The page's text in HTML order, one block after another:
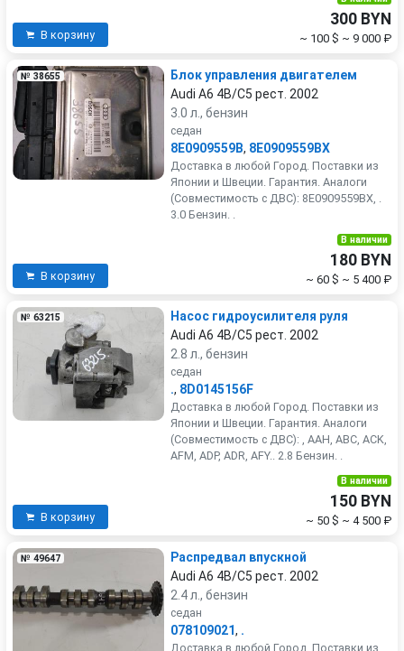
В корзину
300 BYN
~ 100 $ ~ 9 000 ₽
№ 38655
Блок управления двигателем
Audi A6 4B/C5 рест. 2002
3.0 л., бензин
седан
8E0909559B, 8E0909559BX
Доставка в любой Город. Поставки из
Японии и Швеции. Гарантия. Аналоги
(Совместимость с ДВС): 8E0909559BX, .
3.0 Бензин. .
В корзину
В наличии
180 BYN
~ 60 $ ~ 5 400 ₽
№ 63215
Насос гидроусилителя руля
Audi A6 4B/C5 рест. 2002
2.8 л., бензин
седан
., 8D0145156F
Доставка в любой Город. Поставки из
Японии и Швеции. Гарантия. Аналоги
(Совместимость с ДВС): , AAH, ABC, ACK,
AFM, ADP, ADR, AFY.. 2.8 Бензин. .
В корзину
В наличии
150 BYN
~ 50 $ ~ 4 500 ₽
№ 49647
Распредвал впускной
Audi A6 4B/C5 рест. 2002
2.4 л., бензин
седан
078109021, .
Доставка в любой Город. Поставки из